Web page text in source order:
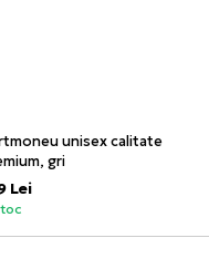
unisex calitate
gri
Lei